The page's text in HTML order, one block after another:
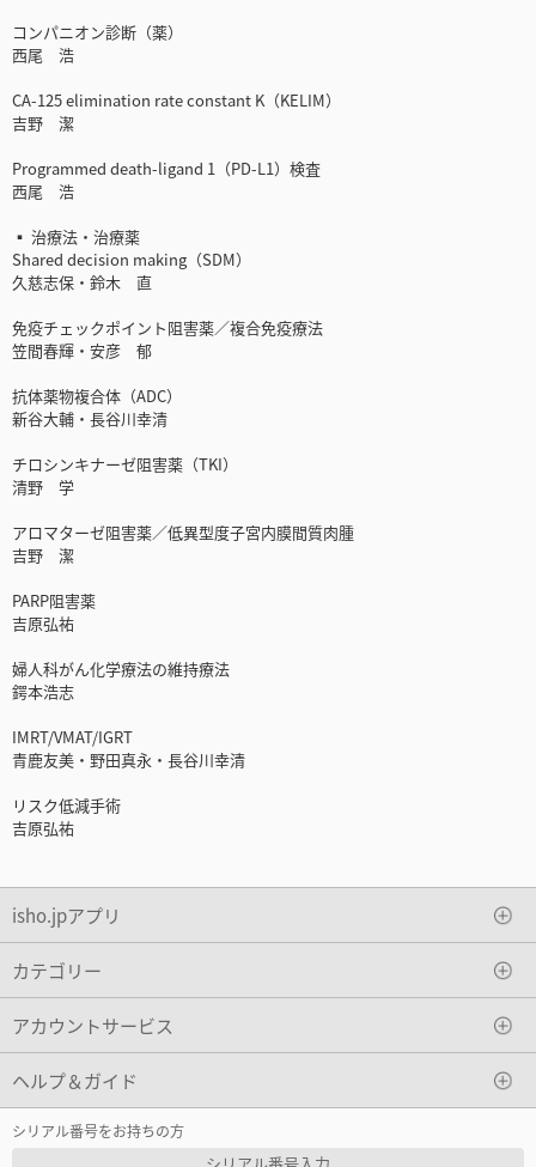
コンパニオン診断（薬）
西尾 浩
CA-125 elimination rate constant K（KELIM）
吉野 潔
Programmed death-ligand 1（PD-L1）検査
西尾 浩
▪ 治療法・治療薬
Shared decision making（SDM）
久慈志保・鈴木 直
免疫チェックポイント阻害薬／複合免疫療法
笠間春輝・安彦 郁
抗体薬物複合体（ADC）
新谷大輔・長谷川幸清
チロシンキナーゼ阻害薬（TKI）
清野 学
アロマターゼ阻害薬／低異型度子宮内膜間質肉腫
吉野 潔
PARP阻害薬
吉原弘祐
婦人科がん化学療法の維持療法
鍔本浩志
IMRT/VMAT/IGRT
青鹿友美・野田真永・長谷川幸清
リスク低減手術
吉原弘祐
isho.jpアプリ
カテゴリー
アカウントサービス
ヘルプ＆ガイド
シリアル番号をお持ちの方